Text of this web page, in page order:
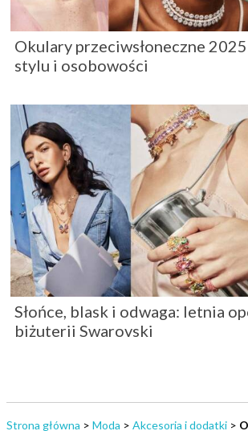
Okulary przeciwsłoneczne
stylu i osobowości
Słońce, blask i odwaga: letnia
biżuterii Swarovski
Strona główna > Moda > Akcesoria i dodatki >